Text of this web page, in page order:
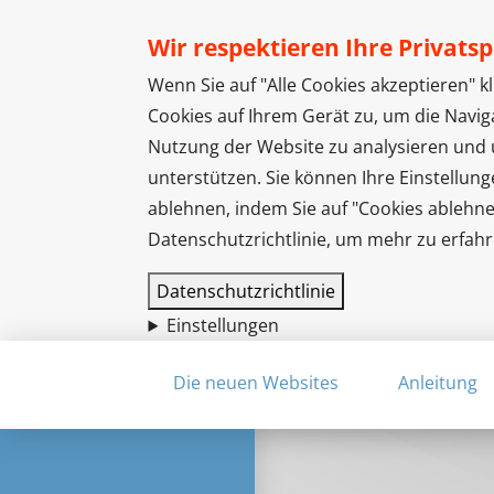
Wir respektieren Ihre
Wenn Sie auf "Alle Cookies akzeptieren"
Cookies auf Ihrem Gerät zu, um die
Nutzung der Website zu analysieren
unterstützen. Sie können Ihre
ablehnen, indem Sie auf "Cookies
Datenschutzrichtlinie, um mehr zu
Datenschutzrichtlinie
Einstellungen
Die neuen Websites Anleitung